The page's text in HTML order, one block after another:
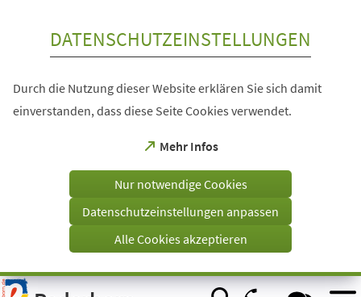
Visuelle
DATENSCHUTZEINSTELLUNGEN
Durch die Nutzung dieser Website erklären Sie sich damit
einverstanden, dass diese Seite Cookies verwendet.
Mehr Infos
(Öffnet
einem
Tab)
Nur notwendige Cookies
Datenschutzeinstellungen anpassen
Alle Cookies akzeptieren